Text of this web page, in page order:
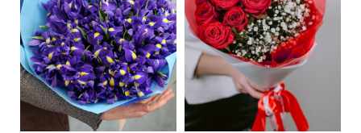
50 см 40 см